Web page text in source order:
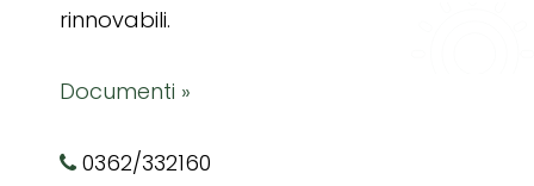
rinnovabili.
Documenti »
0362/332160